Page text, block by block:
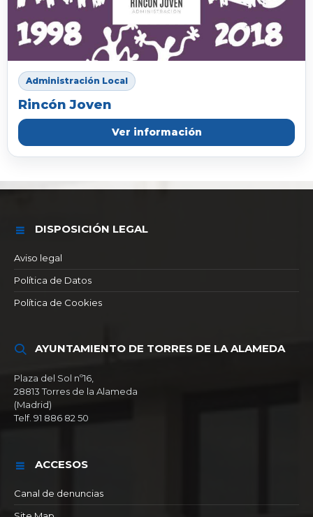
Administración Local
Rincón Joven
Ver información
DISPOSICIÓN LEGAL
Aviso legal
Política de Datos
Política de Cookies
AYUNTAMIENTO DE TORRES DE LA ALAMEDA
Plaza del Sol nº16,
28813 Torres de la Alameda
(Madrid)
Telf. 91 886 82 50
ACCESOS
Canal de denuncias